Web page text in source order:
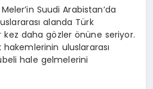
Suudi Arabistan’da
alanda Türk
daha gözler önüne seriyor.
uluslararası
hale gelmelerini